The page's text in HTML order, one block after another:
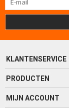
KLANTENSERVICE
PRODUCTEN
MIJN ACCOUNT